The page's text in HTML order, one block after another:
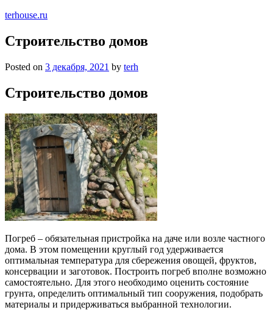
terhouse.ru
Строительство домов
Posted on 3 декабря, 2021 by terh
Строительство домов
Погреб – обязательная пристройка на даче или возле частного
дома. В этом помещении круглый год удерживается
оптимальная температура для сбережения овощей, фруктов,
консервации и заготовок. Построить погреб вполне возможно
самостоятельно. Для этого необходимо оценить состояние
грунта, определить оптимальный тип сооружения, подобрать
материалы и придерживаться выбранной технологии.